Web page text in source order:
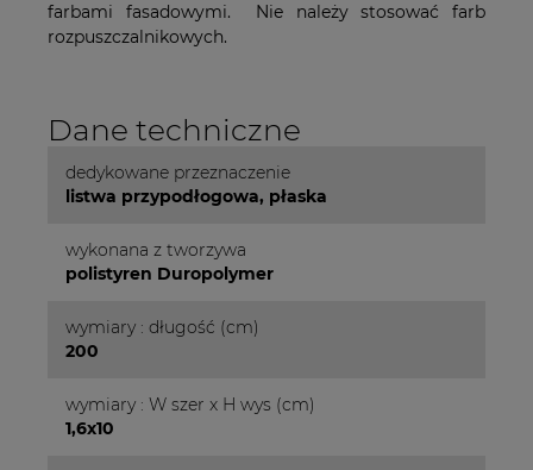
farbami fasadowymi. Nie należy stosować farb
rozpuszczalnikowych.
Dane techniczne
dedykowane przeznaczenie
listwa przypodłogowa, płaska
wykonana z tworzywa
polistyren Duropolymer
wymiary : długość (cm)
200
wymiary : W szer x H wys (cm)
1,6x10